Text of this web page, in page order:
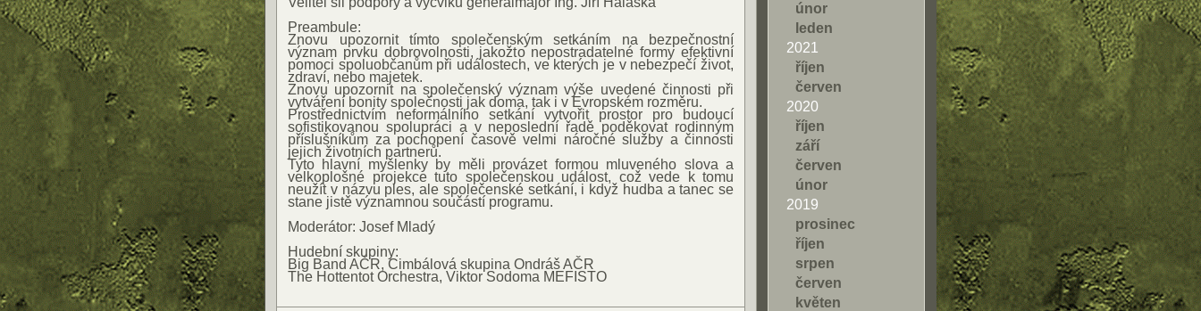
Preambule:
Znovu upozornit tímto společenským setkáním na bezpečnostní
význam prvku dobrovolnosti, jakožto nepostradatelné formy efektivní
pomoci spoluobčanům při událostech, ve kterých je v nebezpečí život,
zdraví, nebo majetek.
Znovu upozornit na společenský význam výše uvedené činnosti při
vytváření bonity společnosti jak doma, tak i v Evropském rozměru.
Prostřednictvím neformálního setkání vytvořit prostor pro budoucí
sofistikovanou spolupráci a v neposlední řadě poděkovat rodinným
příslušníkům za pochopení časově velmi náročné služby a činnosti
jejich životních partnerů.
Tyto hlavní myšlenky by měli provázet formou mluveného slova a
velkoplošné projekce tuto společenskou událost, což vede k tomu
neužít v názvu ples, ale společenské setkání, i když hudba a tanec se
stane jistě významnou součástí programu.
Moderátor: Josef Mladý
Hudební skupiny:
Big Band AČR, Cimbálová skupina Ondráš AČR
The Hottentot Orchestra, Viktor Sodoma MEFISTO
únor
leden
2021
říjen
červen
2020
říjen
září
červen
únor
2019
prosinec
říjen
srpen
červen
květen